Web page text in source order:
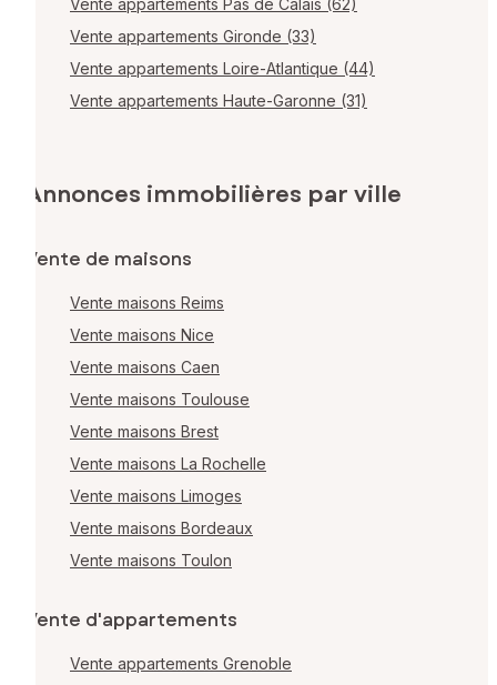
Vente appartements Pas de Calais (62)
Vente appartements Gironde (33)
Vente appartements Loire-Atlantique (44)
Vente appartements Haute-Garonne (31)
Annonces immobilières par ville
Vente de maisons
Vente maisons Reims
Vente maisons Nice
Vente maisons Caen
Vente maisons Toulouse
Vente maisons Brest
Vente maisons La Rochelle
Vente maisons Limoges
Vente maisons Bordeaux
Vente maisons Toulon
Vente d'appartements
Vente appartements Grenoble